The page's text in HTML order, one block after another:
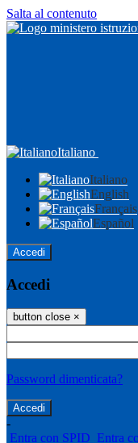
Salta al contenuto
Italiano
Italiano
English
Français
Español
Accedi
Accedi
button close ×
Password dimenticata?
-
Entra con SPID Entra